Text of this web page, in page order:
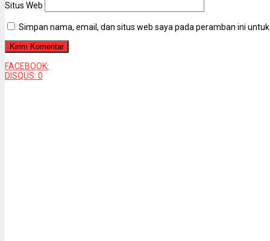
Situs Web
Simpan nama, email, dan situs web saya pada peramban ini
FACEBOOK:
DISQUS: 0